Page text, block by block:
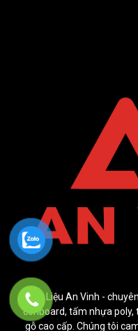
Vật Liệu An Vinh -
cenboard, tấm nhựa poly,
gỗ cao cấp. Chúng tôi